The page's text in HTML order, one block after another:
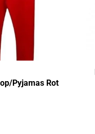
Pyjamas Rot